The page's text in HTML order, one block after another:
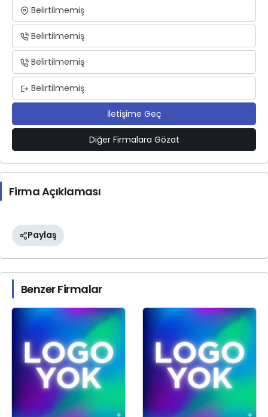
Belirtilmemiş
Belirtilmemiş
Belirtilmemiş
Belirtilmemiş
İletişime Geç
Diğer Firmalara Gözat
Firma Açıklaması
Paylaş
Benzer Firmalar